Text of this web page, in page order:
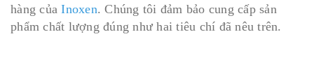
hàng củaInoxen. Chúng tôi đảm bảo cung cấp sản
phẩm chất lượng đúng như hai tiêu chí đã nêu trên.